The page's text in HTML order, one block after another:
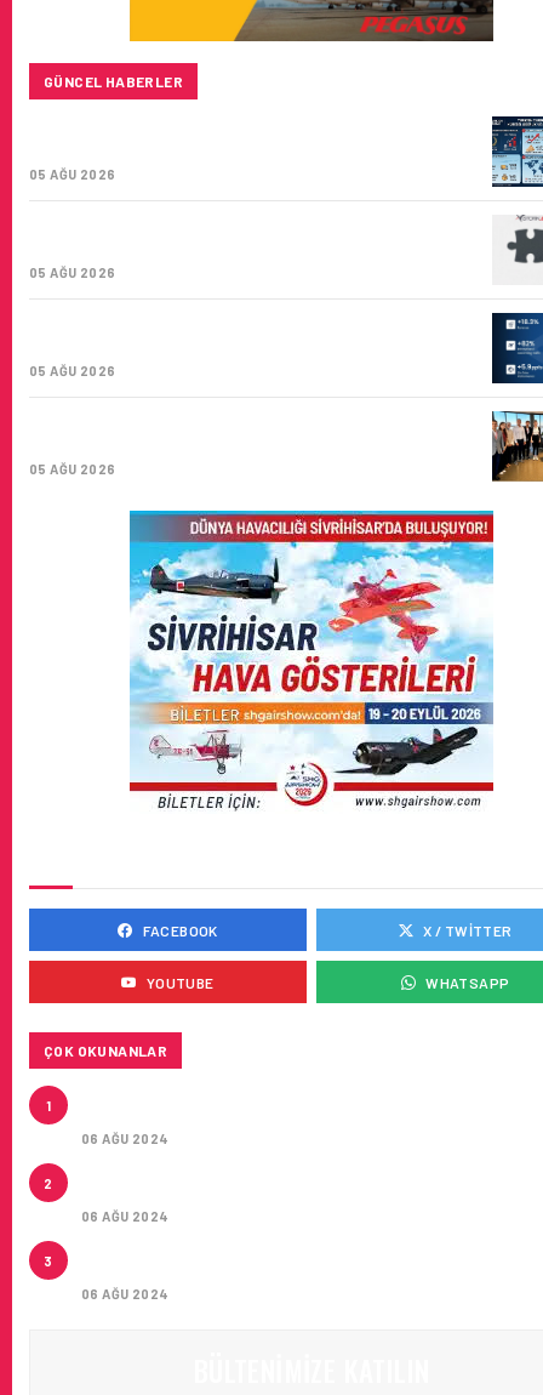
GÜNCEL HABERLER
05 AĞU 2026
05 AĞU 2026
05 AĞU 2026
05 AĞU 2026
FACEBOOK X / TWITTER
YOUTUBE WHATSAPP
ÇOK OKUNANLAR
1
06 AĞU 2024
2
06 AĞU 2024
3
06 AĞU 2024